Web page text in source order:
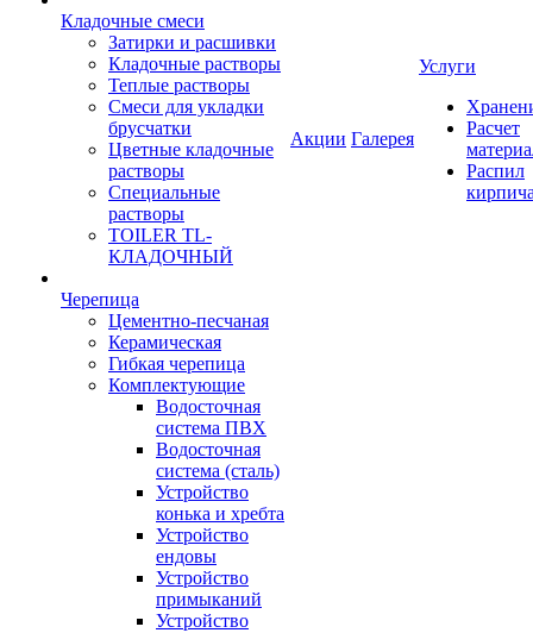
Кладочные смеси
Затирки и расшивки
Кладочные растворы
Теплые растворы
Смеси для укладки
брусчатки
Цветные кладочные
растворы
Специальные
растворы
TOILER TL-
КЛАДОЧНЫЙ
Черепица
Цементно-песчаная
Керамическая
Гибкая черепица
Комплектующие
Водосточная
система ПВХ
Водосточная
система (сталь)
Устройство
конька и хребта
Устройство
ендовы
Устройство
примыканий
Устройство
Акции Галерея
Услуги
Расчет
Распил